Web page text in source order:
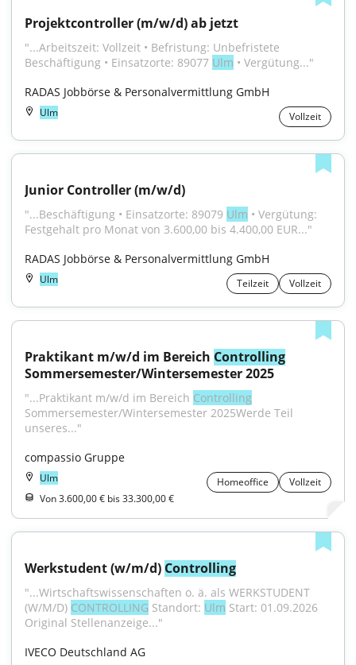
Projektcontroller (m/w/d) ab jetzt
"...Arbeitszeit: Vollzeit • Befristung: Unbefristete
Beschäftigung • Einsatzorte: 89077 Ulm • Vergütung..."
RADAS Jobbörse & Personalvermittlung GmbH
Ulm Vollzeit
Junior Controller (m/w/d)
"...Beschäftigung • Einsatzorte: 89079 Ulm • Vergütung:
Festgehalt pro Monat von 3.600,00 bis 4.400,00 EUR..."
RADAS Jobbörse & Personalvermittlung GmbH
Ulm Teilzeit Vollzeit
Praktikant m/w/d im Bereich Controlling
Sommersemester/Wintersemester 2025
"...Praktikant m/w/d im Bereich Controlling
Sommersemester/Wintersemester 2025Werde Teil
unseres..."
compassio Gruppe
Ulm Homeoffice
Vollzeit
Von 3.600,00 € bis 33.300,00 €
Werkstudent (w/m/d) Controlling
"...Wirtschaftswissenschaften o. ä. als WERKSTUDENT
(W/M/D) CONTROLLING Standort: Ulm Start: 01.09.2026
Original Stellenanzeige..."
IVECO Deutschland AG